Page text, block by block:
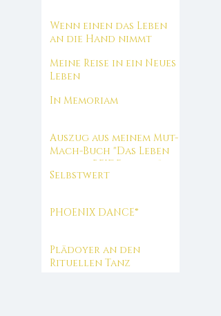
Wenn einen das Leben
an die Hand nimmt
Meine Reise in ein Neues
Leben
In Memoriam
Auszug aus meinem Mut-
Mach-Buch "Das Leben
das wir BEIDE lieben"
Selbstwert
PHOENIX DANCE®
Plädoyer an den
Rituellen Tanz